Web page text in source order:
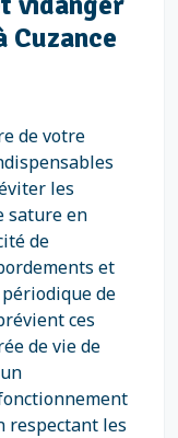
Cuzance
de votre
les
sature en
de
et
de
ces
de vie de
respectant les